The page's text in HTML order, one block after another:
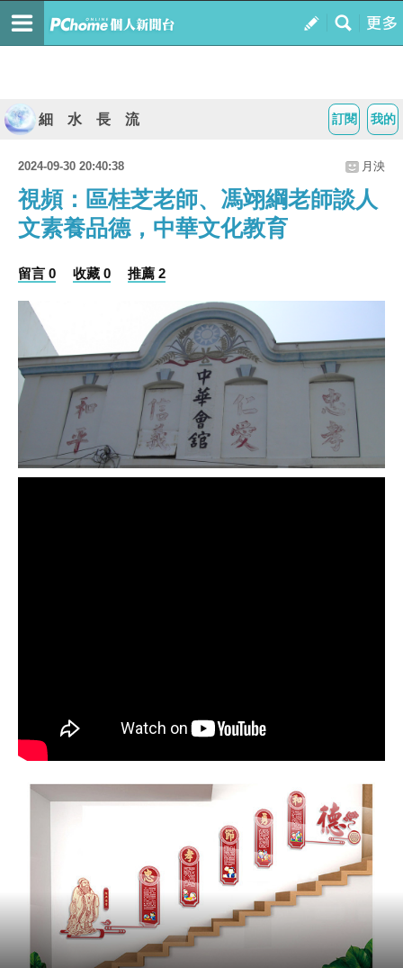
我的
訂閱
細 水 長 流
2024-09-30 20:40:38 月泱
視頻：區桂芝老師、馮翊綱老師談人
文素養品德，中華文化教育
留言 0 收藏 0 推薦 2